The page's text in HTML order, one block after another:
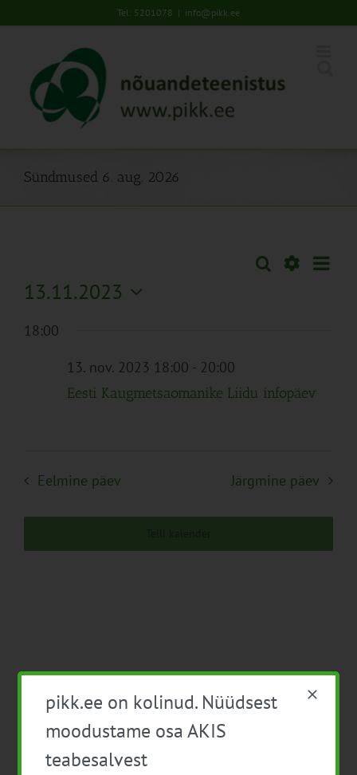
to
Tel: 5201078 | info@pikk.ee
Sündmused 6. aug. 2026
Sündmused
Otsi Päev
13.11.2023
kuupäev.
18:00
13. nov. 2023 18:00 - 20:00
Eesti Kaugmetsaomanike Liidu infopäev
Eelmine päev Järgmine päev
pikk.ee on kolinud. Nüüdsest
moodustame osa AKIS
teabesalvest